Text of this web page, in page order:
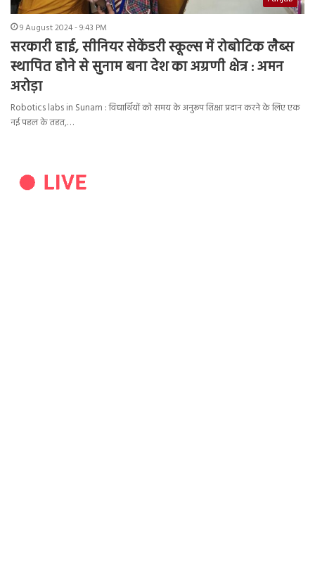
9 August 2024 - 9:43 PM
सरकारी हाई, सीनियर सेकेंडरी स्कूल्स में रोबोटिक लैब्स
स्थापित होने से सुनाम बना देश का अग्रणी क्षेत्र : अमन
अरोड़ा
Robotics labs in Sunam : विद्यार्थियों को समय के अनुरूप शिक्षा प्रदान करने के लिए एक
नई पहल के तहत,…